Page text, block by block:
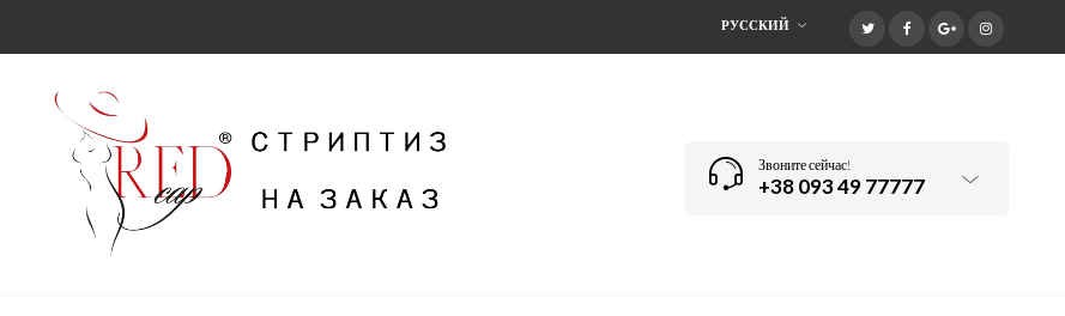
РУССКИЙ
Звоните сейчас!
+38 093 49 77777